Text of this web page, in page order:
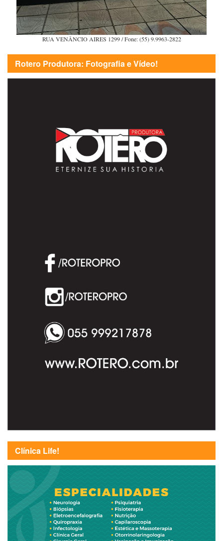
RUA VENÂNCIO AIRES 1299 / Fone: (55) 9.9963-2822
Rotero Produtora: Fotografia e Vídeo!
Clínica Life!